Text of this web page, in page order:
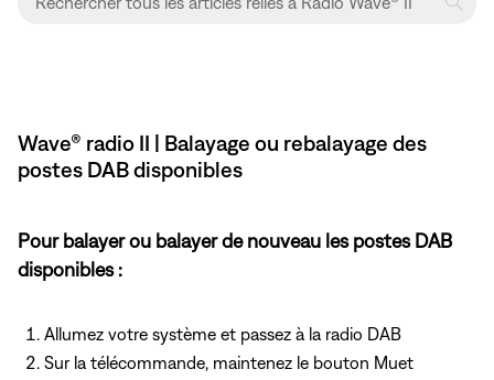
Wave® radio II | Balayage ou rebalayage des
postes DAB disponibles
Pour balayer ou balayer de nouveau les postes DAB
disponibles :
Allumez votre système et passez à la radio DAB
Sur la télécommande, maintenez le bouton Muet